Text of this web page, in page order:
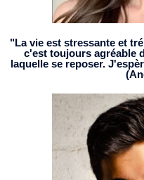
"La vie est stressante et
c'est toujours agréable
laquelle se reposer.